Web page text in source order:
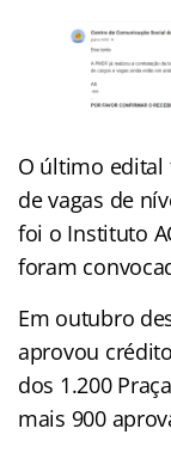
O último edital
de vagas de
foi o Instituto
foram
Em outubro
aprovou
dos 1.200
mais 900